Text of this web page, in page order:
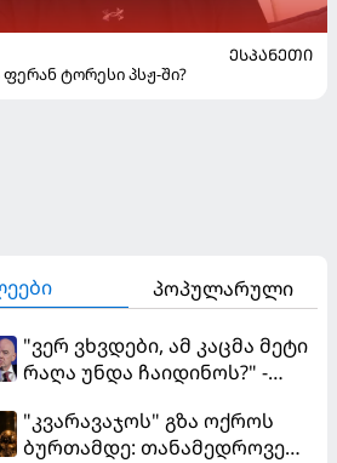
ᲔᲡᲞᲐᲜᲔᲗᲘ
ტორესი პსჟ-ში?
პოპულარული
"ვერ ვხვდები, ამ კაცმა მეტი
რაღა უნდა ჩაიდინოს?" -
გადადგომას მოითხოვს
"კვარავაჯოს" გზა ოქროს
ბურთამდე: თანამედროვე